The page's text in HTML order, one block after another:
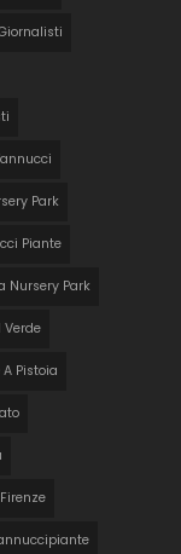
Park
Piante
Nursery Park
Verde
Pistoia